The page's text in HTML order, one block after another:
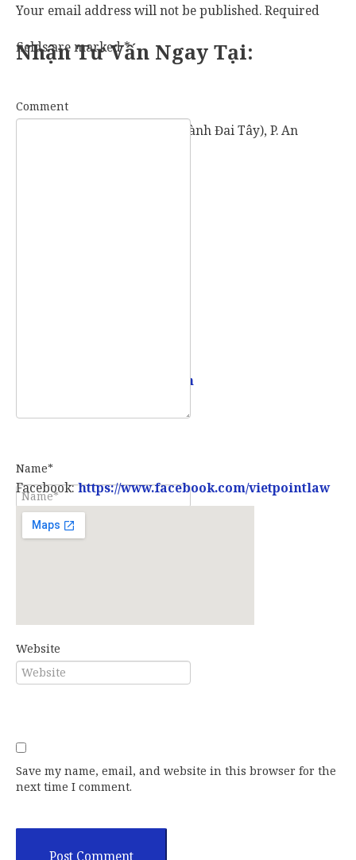
Your email address will not be published.Required
fields are marked*
Comment
Name*
Website
Save my name, email, and website in this browser for the
next time I comment.
Nhận Tư Vấn Ngay Tại:
57 Vành Đai Tây (số cũ: 936 Vành Đai Tây), P. An
info@vietpointlaw.vn
Facebook:https://www.facebook.com/vietpointlaw